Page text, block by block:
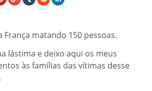
lástima e deixo aqui os meus
às famílias das vítimas desse